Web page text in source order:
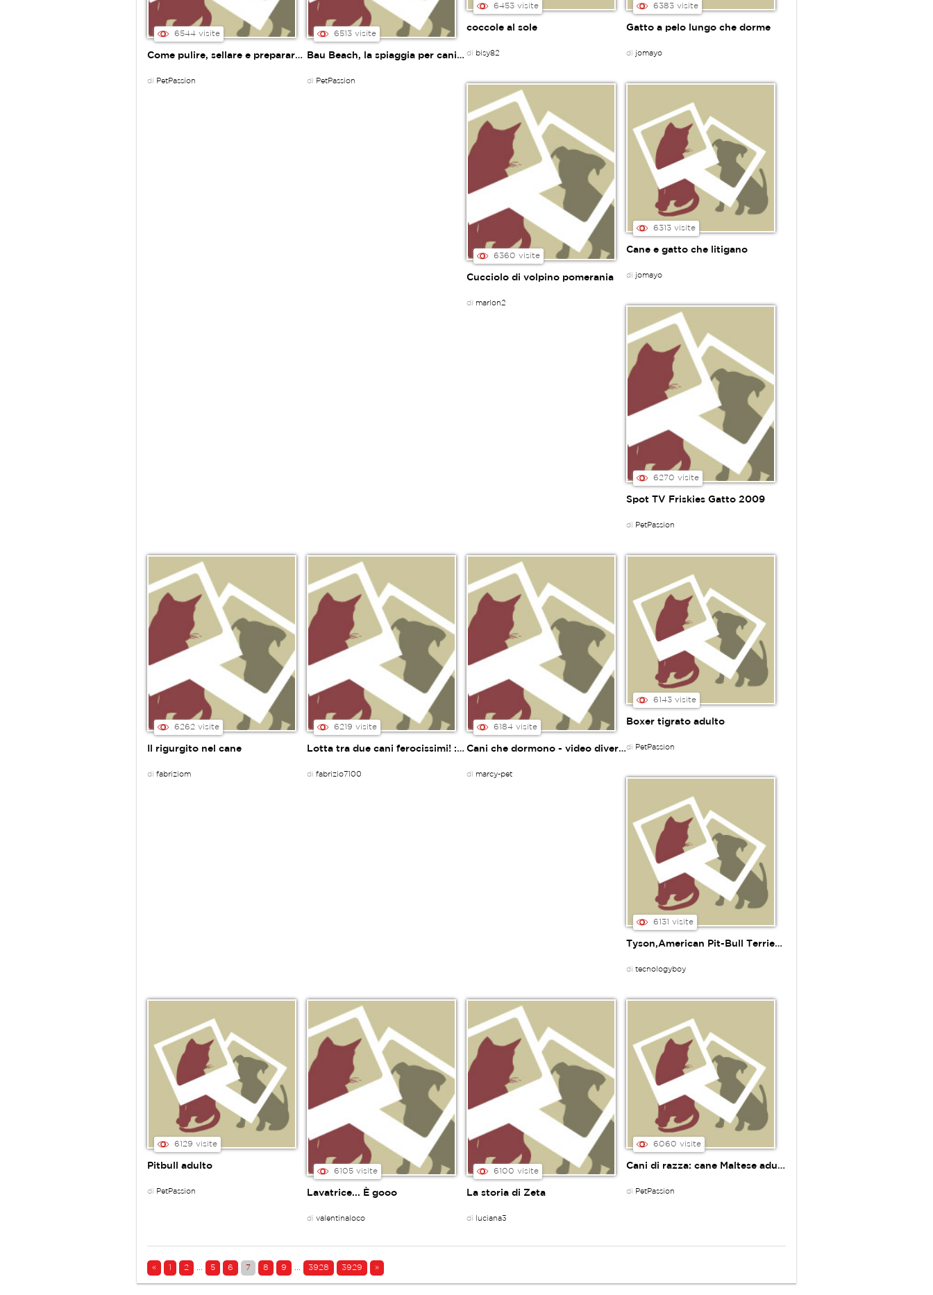
6544 visite
Come pulire, sellare e preparare un cavallo
di PetPassion
6513 visite
Bau Beach, la spiaggia per cani di Maccarese
di PetPassion
6453 visite
coccole al sole
di bisy82
6383 visite
Gatto a pelo lungo che dorme
di jomayo
6360 visite
Cucciolo di volpino pomerania
di marlon2
6313 visite
Cane e gatto che litigano
di jomayo
6270 visite
Spot TV Friskies Gatto 2009
di PetPassion
6262 visite
Il rigurgito nel cane
di fabriziom
6219 visite
Lotta tra due cani ferocissimi! :-) :-)
di fabrizio7100
6184 visite
Cani che dormono - video divertente cuccioli
di marcy-pet
6143 visite
Boxer tigrato adulto
di PetPassion
6131 visite
Tyson,American Pit-Bull Terrier Red Nose
di tecnologyboy
6129 visite
Pitbull adulto
di PetPassion
6105 visite
Lavatrice... È gooo
di valentinaloco
6100 visite
La storia di Zeta
di luciana3
6060 visite
Cani di razza: cane Maltese adulto
di PetPassion
« 1 2 ... 5 6 7 8 9 ... 3928 3929 »